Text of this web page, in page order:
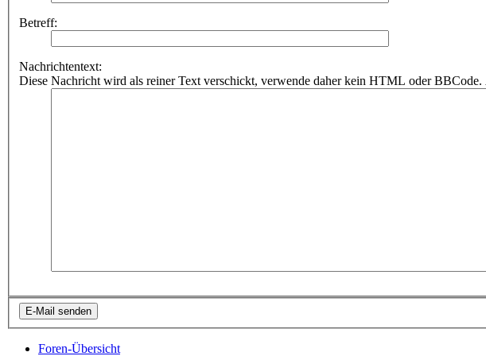
Betreff:
Nachrichtentext:
Diese Nachricht wird als reiner Text verschickt, verwende daher kein HTML oder
Foren-Übersicht